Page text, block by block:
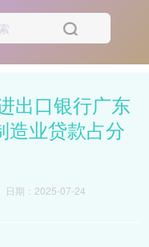
出口银行广东
造业贷款占分
日期：2025-07-24